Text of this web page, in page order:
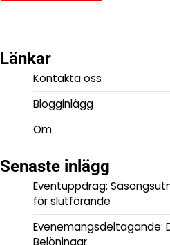
Länkar
Kontakta oss
Blogginlägg
Om
Senaste inlägg
Eventuppdrag:
för slutförande
Evenemangsdeltagande: